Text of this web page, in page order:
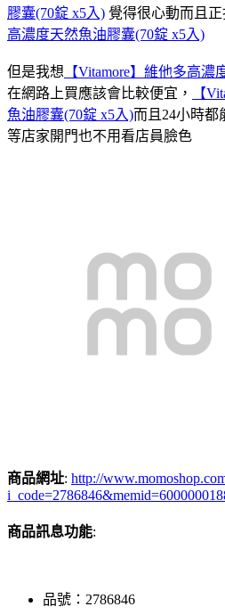
膠囊(70錠 x5入) 覺得很心動而且
高濃度天然魚油膠囊(70錠 x5入)
但是我想 【Vitamore】維他多高
在網路上買應該會比較便宜，
【
魚油膠囊(70錠 x5入)而且24小時都
等店家開門也不用看店員臉色
商品網址: http://
商品訊息功能:
品號：2786846